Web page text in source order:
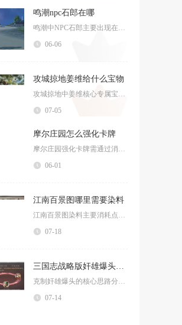
鸣潮npc石郎在哪
鸣潮中NPC石郎主要出现在今州城的南部区域，具体位置为今州城集市旁的小巷深处，靠近食材商贩...
06-06
攻城掠地姜维给什么宝物
攻城掠地中姜维核心专属宝物为七星金甲与继志书简，助阵觉醒阶段还可解锁金刚发冠三件套，通用场...
07-05
摩尔庄园怎么强化卡牌
摩尔庄园强化卡牌需通过消耗素材卡牌与强化材料提升等级与属性，解锁更强战力与技能，核心流程为...
06-01
江南百景图哪里需要染料
江南百景图染料主要消耗点位分为女娲画院献祭、宅邸家具升级、特色商铺建造、探险任务交付、桃花...
07-18
三国志战略版奸雄爆头怎么克
克制奸雄爆头的核心思路分为四类，分别是缴械锁普攻、高额兵刃减伤、主将规避/洞察、嘲讽分摊伤...
07-14